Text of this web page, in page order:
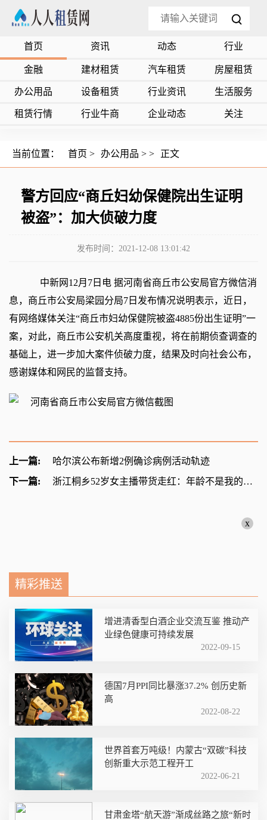
首页 资讯 动态 行业
金融 建材租赁 汽车租赁 房屋租赁
办公用品 设备租赁 行业资讯 生活服务
租赁行情 行业牛商 企业动态 关注
当前位置： 首页 > 办公用品 > > 正文
警方回应“商丘妇幼保健院出生证明
被盗”：加大侦破力度
发布时间：2021-12-08 13:01:42
中新网 12月7日电 据河南省商丘市公安局官方微信消
息，商丘市公安局梁园分局7日发布情况说明表示，近日，
有网络媒体关注“商丘市妇幼保健院被盗4885份出生证明”一
案，对此，商丘市公安机关高度重视，将在前期侦查调查的
基础上，进一步加大案件侦破力度，结果及时向社会公布，
感谢媒体和网民的监督支持。
上一篇:
哈尔滨公布新增2例确诊病例活动轨迹
下一篇:
浙江桐乡52岁女主播带货走红：年龄不是我的阻碍
x
精彩推送
增进清香型白酒企业交流互鉴 推动产
业绿色健康可持续发展
2022-09-15
德国7月PPI同比暴涨37.2% 创历史新
高
2022-08-22
世界首套万吨级！内蒙古“双碳”科技
创新重大示范工程开工
2022-06-21
甘肃金塔“航天游”渐成丝路之旅“新时